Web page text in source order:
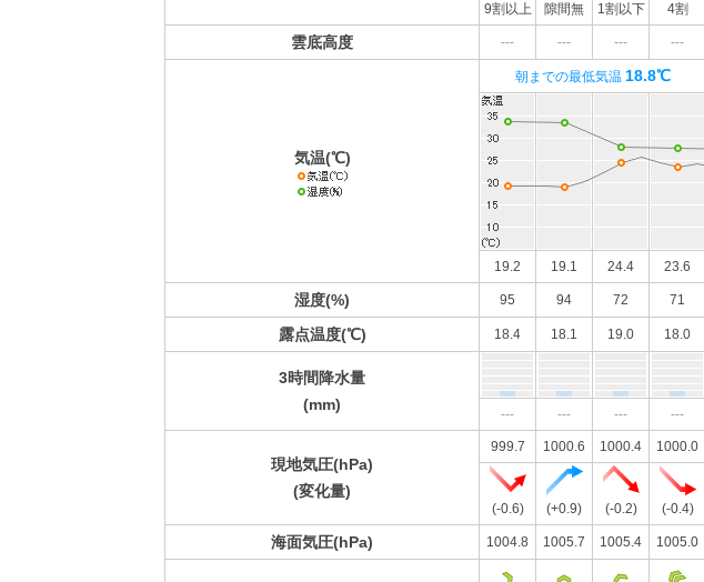
9割以上 隙間無 1割以下 4割
雲底高度 --- --- --- ---
気温(℃)
朝までの最低気温 18.8℃
19.2 19.1 24.4 23.6
湿度(%) 95 94 72 71
露点温度(℃) 18.4 18.1 19.0 18.0
3時間降水量
(mm)
--- --- --- ---
現地気圧(hPa)
(変化量)
999.7 1000.6 1000.4 1000.0
(-0.6) (+0.9) (-0.2) (-0.4)
海面気圧(hPa) 1004.8 1005.7 1005.4 1005.0